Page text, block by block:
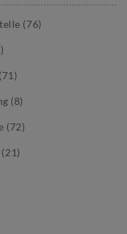
(76)
(8)
(72)